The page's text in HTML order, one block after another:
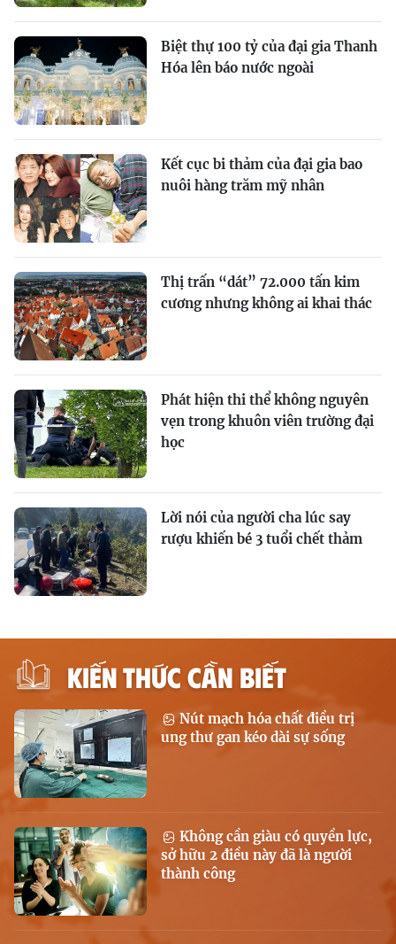
Biệt thự 100 tỷ của đại gia Thanh
Hóa lên báo nước ngoài
Kết cục bi thảm của đại gia bao
nuôi hàng trăm mỹ nhân
Thị trấn “dát” 72.000 tấn kim
cương nhưng không ai khai thác
Phát hiện thi thể không nguyên
vẹn trong khuôn viên trường đại
học
Lời nói của người cha lúc say
rượu khiến bé 3 tuổi chết thảm
KIẾN THỨC CẦN BIẾT
Nút mạch hóa chất điều trị
ung thư gan kéo dài sự sống
Không cần giàu có quyền lực,
sở hữu 2 điều này đã là người
thành công